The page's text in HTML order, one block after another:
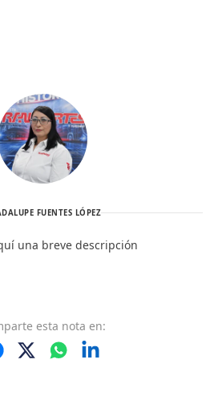
FUENTES LÓPEZ
una breve descripción
esta nota en: